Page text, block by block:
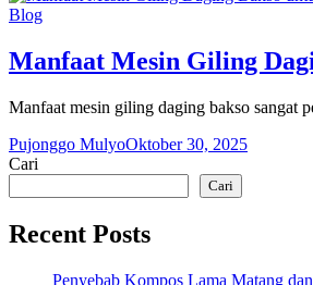
Blog
Manfaat Mesin Giling
Manfaat mesin giling daging bakso sangat
Pujonggo MulyoOktober 30, 2025
Cari
Cari
Recent Posts
Penyebab Kompos Lama Matang